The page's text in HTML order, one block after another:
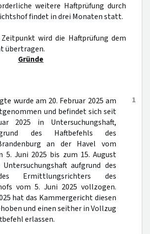
weitere Haftprüfung durch
findet in drei Monaten statt.
wird die Haftprüfung dem
übertragen.
Gründe
1
wurde am 20. Februar 2025 am
und befindet sich seit
2025 in Untersuchungshaft,
des Haftbefehls des
an der Havel vom
5. Juni 2025 bis zum 15. August
aufgrund des
Ermittlungsrichters des
vom 5. Juni 2025 vollzogen.
hat das Kammergericht diesen
und einen seither in Vollzug
erlassen.